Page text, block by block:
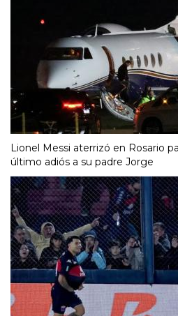
Lionel Messi aterrizó en Rosario
último adiós a su padre Jorge